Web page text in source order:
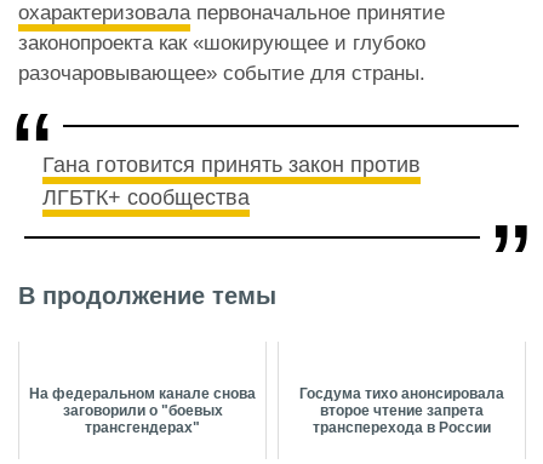
охарактеризовалапервоначальное принятие
законопроекта как «шокирующее и глубоко
разочаровывающее» событие для страны.
Гана готовится принять закон против
ЛГБТК+ сообщества
В продолжение темы
На федеральном канале снова
заговорили о "боевых
трансгендерах"
Госдума тихо анонсировала
второе чтение запрета
трансперехода в России